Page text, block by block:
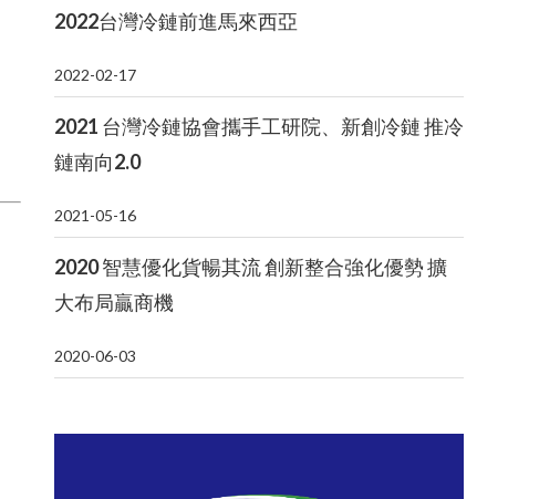
2022台灣冷鏈前進馬來西亞
2022-02-17
2021 台灣冷鏈協會攜手工研院、新創冷鏈 推冷
鏈南向2.0
2021-05-16
2020 智慧優化貨暢其流 創新整合強化優勢 擴
大布局贏商機
2020-06-03